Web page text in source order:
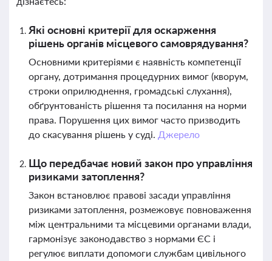
Які основні критерії для оскарження
рішень органів місцевого самоврядування?
Основними критеріями є наявність компетенції
органу, дотримання процедурних вимог (кворум,
строки оприлюднення, громадські слухання),
обґрунтованість рішення та посилання на норми
права. Порушення цих вимог часто призводить
до скасування рішень у суді. Джерело
Що передбачає новий закон про управління
ризиками затоплення?
Закон встановлює правові засади управління
ризиками затоплення, розмежовує повноваження
між центральними та місцевими органами влади,
гармонізує законодавство з нормами ЄС і
регулює виплати допомоги службам цивільного